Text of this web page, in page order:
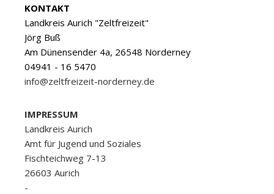
KONTAKT
Landkreis Aurich "Zeltfreizeit"
Jörg Buß
Am Dünensender 4a, 26548 Norderney
04941 - 16 5470
info@zeltfreizeit-norderney.de
IMPRESSUM
Landkreis Aurich
Amt für Jugend und Soziales
Fischteichweg 7-13
26603 Aurich
-